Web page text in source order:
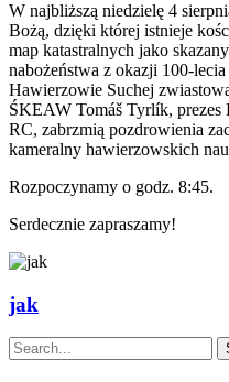
W najbliższą niedzielę 4
Bożą, dzięki której istnieje
map katastralnych jako
nabożeństwa z okazji 100-
Hawierzowie Suchej
ŚKEAW Tomáš Tyrlík, prezes
RC, zabrzmią pozdrowienia
kameralny hawierzowskich
Rozpoczynamy o godz. 8:45.
Serdecznie zapraszamy!
jak